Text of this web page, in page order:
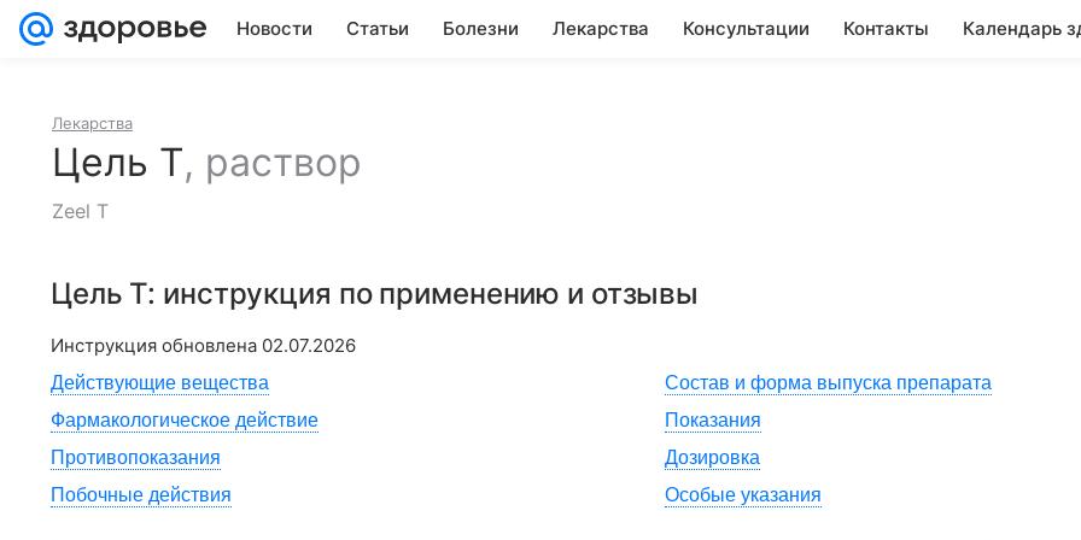
Новости Статьи Болезни Лекарства Консультации Контакты Календарь
Лекарства
Цель Т, раствор
Zeel T
Цель Т: инструкция по применению и отзывы
Инструкция обновлена 02.07.2026
Действующие вещества
Состав и форма выпуска препарата
Фармакологическое действие
Показания
Противопоказания
Дозировка
Побочные действия
Особые указания